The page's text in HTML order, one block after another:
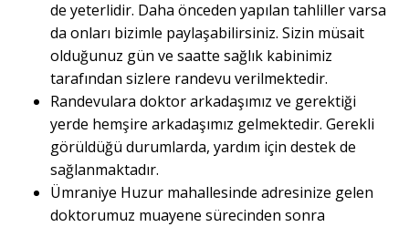
de yeterlidir. Daha önceden yapılan tahliller varsa
da onları bizimle paylaşabilirsiniz. Sizin müsait
olduğunuz gün ve saatte sağlık kabinimiz
tarafından sizlere randevu verilmektedir.
Randevulara doktor arkadaşımız ve gerektiği
yerde hemşire arkadaşımız gelmektedir. Gerekli
görüldüğü durumlarda, yardım için destek de
sağlanmaktadır.
Ümraniye Huzur mahallesinde adresinize gelen
doktorumuz muayene sürecinden sonra